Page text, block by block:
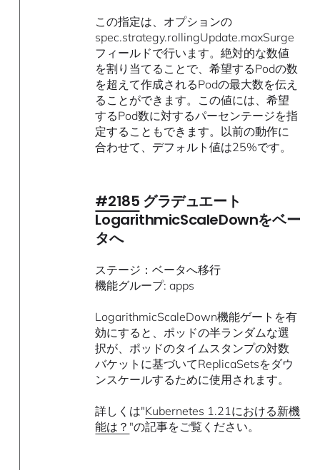
この指定は、オプションの
spec.strategy.rollingUpdate.maxSurge
フィールドで行います。絶対的な数値
を割り当てることで、希望するPodの数
を超えて作成されるPodの最大数を伝え
ることができます。この値には、希望
するPod数に対するパーセンテージを指
定することもできます。以前の動作に
合わせて、デフォルト値は25%です。
#2185 グラデュエート
LogarithmicScaleDownをベー
タへ
ステージ：ベータへ移行
機能グループ: apps
LogarithmicScaleDown機能ゲートを有
効にすると、ポッドの半ランダムな選
択が、ポッドのタイムスタンプの対数
バケットに基づいてReplicaSetsをダウ
ンスケールするために使用されます。
詳しくは"Kubernetes 1.21における新機
能は？ "の記事をご覧ください。